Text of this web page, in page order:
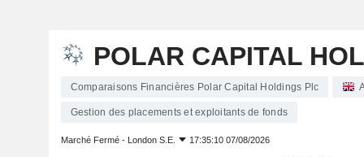
POLAR CAPITAL
Comparaisons Financières Polar Capital Holdings Plc
Gestion des placements et exploitants de fonds
Marché Fermé - London S.E. 17:35:10 07/08/2026